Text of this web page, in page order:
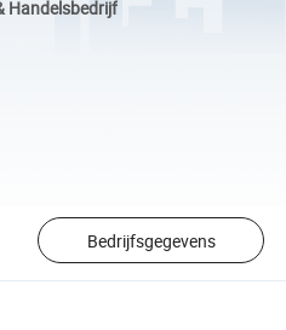
Handelsbedrijf
Bedrijfsgegevens